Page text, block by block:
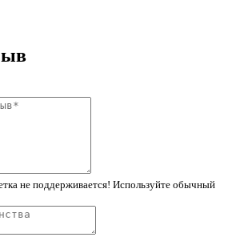
не поддерживается! Используйте обычный